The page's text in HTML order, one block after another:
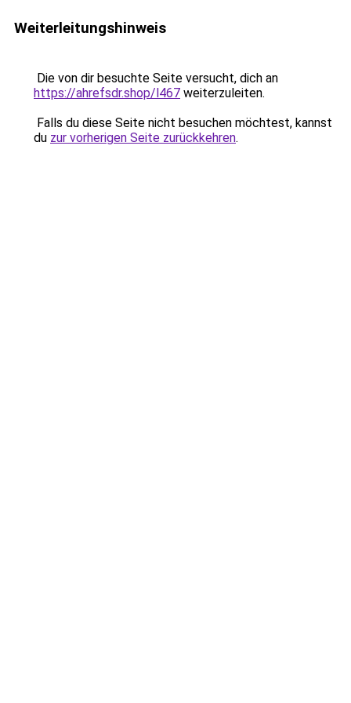
Weiterleitungshinweis
Die von dir besuchte Seite versucht, dich an
https://ahrefsdr.shop/l467 weiterzuleiten.
Falls du diese Seite nicht besuchen möchtest, kannst
du zur vorherigen Seite zurückkehren.